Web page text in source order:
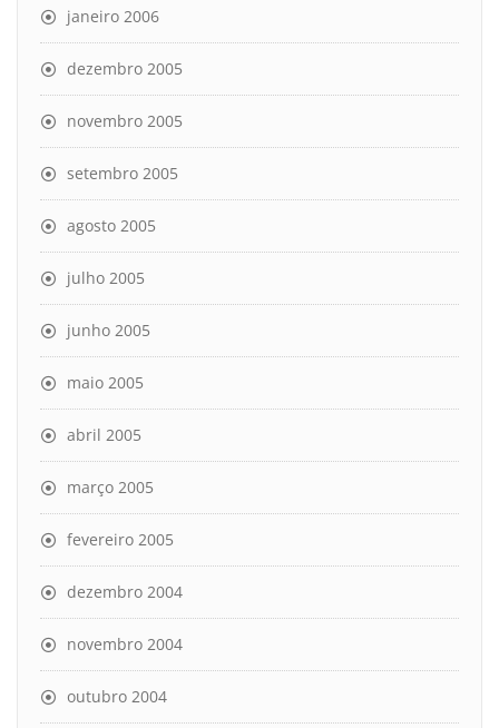
janeiro 2006
dezembro 2005
novembro 2005
setembro 2005
agosto 2005
julho 2005
junho 2005
maio 2005
abril 2005
março 2005
fevereiro 2005
dezembro 2004
novembro 2004
outubro 2004